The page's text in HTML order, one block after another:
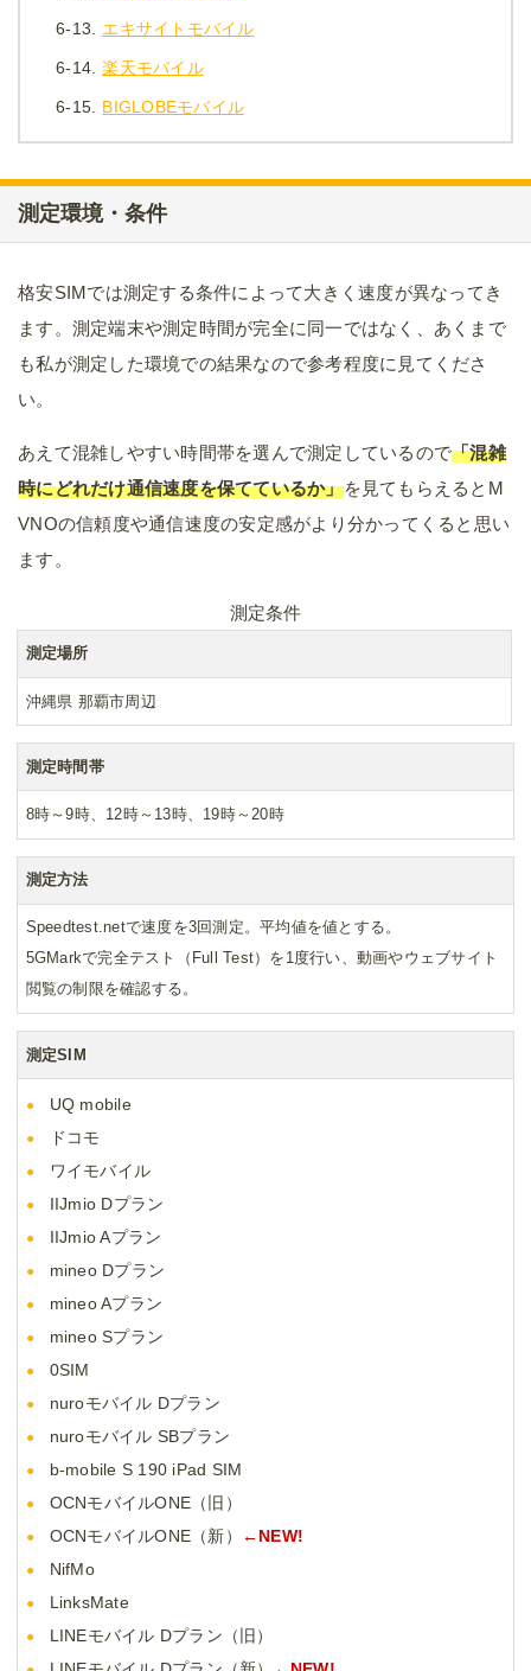
6-13. エキサイトモバイル
6-14. 楽天モバイル
6-15. BIGLOBEモバイル
測定環境・条件
格安SIMでは測定する条件によって大きく速度が異なってき
ます。測定端末や測定時間が完全に同一ではなく、あくまで
も私が測定した環境での結果なので参考程度に見てくださ
い。
あえて混雑しやすい時間帯を選んで測定しているので「混雑
時にどれだけ通信速度を保てているか」を見てもらえるとM
VNOの信頼度や通信速度の安定感がより分かってくると思い
ます。
測定条件
測定場所
沖縄県 那覇市周辺
測定時間帯
8時～9時、12時～13時、19時～20時
測定方法
Speedtest.netで速度を3回測定。平均値を値とする。
5GMarkで完全テスト（Full Test）を1度行い、動画やウェブサイト
閲覧の制限を確認する。
測定SIM
UQ mobile
ドコモ
ワイモバイル
IIJmio Dプラン
IIJmio Aプラン
mineo Dプラン
mineo Aプラン
mineo Sプラン
0SIM
nuroモバイル Dプラン
nuroモバイル SBプラン
b-mobile S 190 iPad SIM
OCNモバイルONE（旧）
OCNモバイルONE（新）
←NEW!
NifMo
LinksMate
LINEモバイル Dプラン（旧）